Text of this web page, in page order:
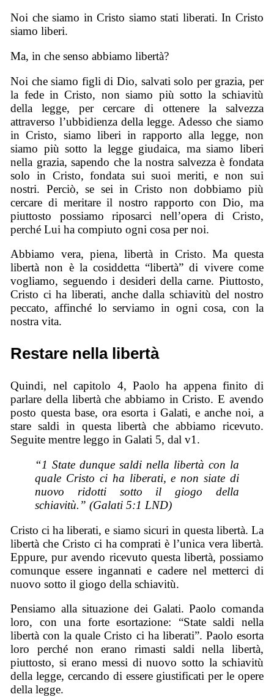
Noi che siamo in Cristo siamo stati liberati. In Cristo
siamo liberi.
Ma, in che senso abbiamo libertà?
Noi che siamo figli di Dio, salvati solo per grazia, per
la fede in Cristo, non siamo più sotto la schiavitù
della legge, per cercare di ottenere la salvezza
attraverso l’ubbidienza della legge. Adesso che siamo
in Cristo, siamo liberi in rapporto alla legge, non
siamo più sotto la legge giudaica, ma siamo liberi
nella grazia, sapendo che la nostra salvezza è fondata
solo in Cristo, fondata sui suoi meriti, e non sui
nostri. Perciò, se sei in Cristo non dobbiamo più
cercare di meritare il nostro rapporto con Dio, ma
piuttosto possiamo riposarci nell’opera di Cristo,
perché Lui ha compiuto ogni cosa per noi.
Abbiamo vera, piena, libertà in Cristo. Ma questa
libertà non è la cosiddetta “libertà” di vivere come
vogliamo, seguendo i desideri della carne. Piuttosto,
Cristo ci ha liberati, anche dalla schiavitù del nostro
peccato, affinché lo serviamo in ogni cosa, con la
nostra vita.
Restare nella libertà
Quindi, nel capitolo 4, Paolo ha appena finito di
parlare della libertà che abbiamo in Cristo. E avendo
posto questa base, ora esorta i Galati, e anche noi, a
stare saldi in questa libertà che abbiamo ricevuto.
Seguite mentre leggo in Galati 5, dal v1.
“1 State dunque saldi nella libertà con la
quale Cristo ci ha liberati, e non siate di
nuovo ridotti sotto il giogo della
schiavitù.” (Galati 5:1 LND)
Cristo ci ha liberati, e siamo sicuri in questa libertà. La
libertà che Cristo ci ha comprati è l’unica vera libertà.
Eppure, pur avendo ricevuto questa libertà, possiamo
comunque essere ingannati e cadere nel metterci di
nuovo sotto il giogo della schiavitù.
Pensiamo alla situazione dei Galati. Paolo comanda
loro, con una forte esortazione: “State saldi nella
libertà con la quale Cristo ci ha liberati”. Paolo esorta
loro perché non erano rimasti saldi nella libertà,
piuttosto, si erano messi di nuovo sotto la schiavitù
della legge, cercando di essere giustificati per le opere
della legge.